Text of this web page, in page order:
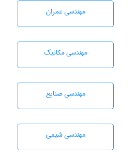
مهندسی عمران
مهندسی مکانیک
مهندسی صنايع
مهندسي شيمی